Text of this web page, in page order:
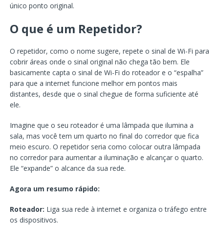
único ponto original.
O que é um Repetidor?
O repetidor, como o nome sugere, repete o sinal de Wi-Fi para
cobrir áreas onde o sinal original não chega tão bem. Ele
basicamente capta o sinal de Wi-Fi do roteador e o “espalha”
para que a internet funcione melhor em pontos mais
distantes, desde que o sinal chegue de forma suficiente até
ele.
Imagine que o seu roteador é uma lâmpada que ilumina a
sala, mas você tem um quarto no final do corredor que fica
meio escuro. O repetidor seria como colocar outra lâmpada
no corredor para aumentar a iluminação e alcançar o quarto.
Ele “expande” o alcance da sua rede.
Agora um resumo rápido:
Roteador: Liga sua rede à internet e organiza o tráfego entre
os dispositivos.